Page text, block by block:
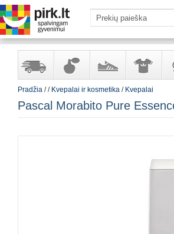
sandėlyjeir
kosmetika
ir
aksesuarai
Pradžia // Kvepalai ir kosmetika / Kvepalai
Pascal Morabito Pure